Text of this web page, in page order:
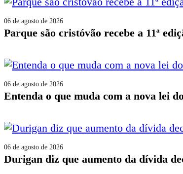
06 de agosto de 2026
parque são cristóvão recebe a 11ª
06 de agosto de 2026
entenda o que muda com a nova lei
06 de agosto de 2026
durigan diz que aumento da dívida